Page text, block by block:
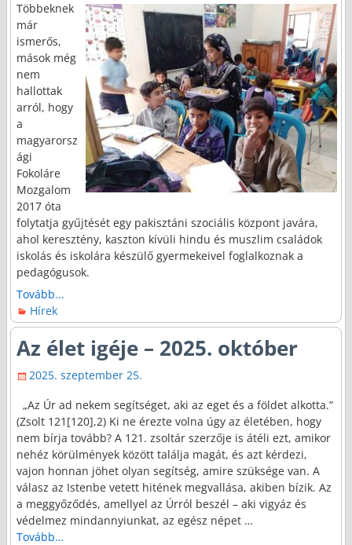
Többeknek
már
ismerős,
mások még
nem
hallottak
arról, hogy
a
magyarorsz
ági
Fokoláre
Mozgalom
2017 óta
folytatja gyűjtését egy pakisztáni szociális központ javára,
ahol keresztény, kaszton kívüli hindu és muszlim családok
iskolás és iskolára készülő gyermekeivel foglalkoznak a
pedagógusok.
Tovább...
Hírek
Az élet igéje – 2025. október
2025. szeptember 25.
„Az Úr ad nekem segítséget, aki az eget és a földet alkotta.”
(Zsolt 121[120],2) Ki ne érezte volna úgy az életében, hogy
nem bírja tovább? A 121. zsoltár szerzője is átéli ezt, amikor
nehéz körülmények között találja magát, és azt kérdezi,
vajon honnan jöhet olyan segítség, amire szüksége van. A
válasz az Istenbe vetett hitének megvallása, akiben bízik. Az
a meggyőződés, amellyel az Úrról beszél – aki vigyáz és
védelmez mindannyiunkat, az egész népet …
Tovább…